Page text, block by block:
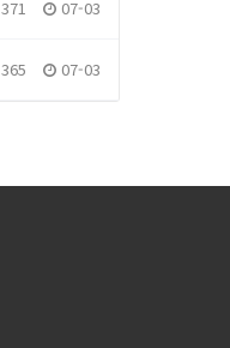
371 07-03
365 07-03